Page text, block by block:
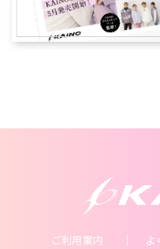
ご利用案内 よ